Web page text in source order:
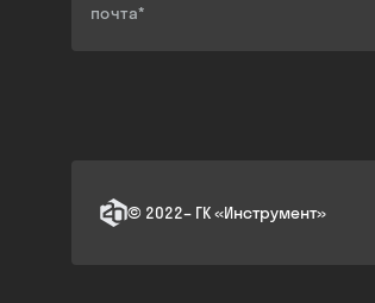
почта*
© 2022– ГК «Инструмент»